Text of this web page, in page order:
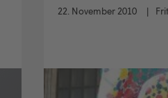
22. November 2010